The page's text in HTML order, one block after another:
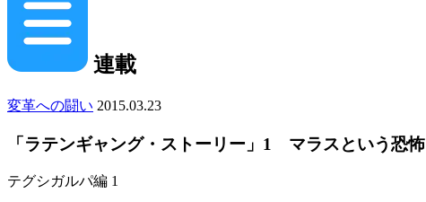
連載
変革への闘い 2015.03.23
「ラテンギャング・ストーリー」1 マラスという恐怖
テグシガルパ編 1